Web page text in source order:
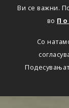
Ви се важни.
во
Со